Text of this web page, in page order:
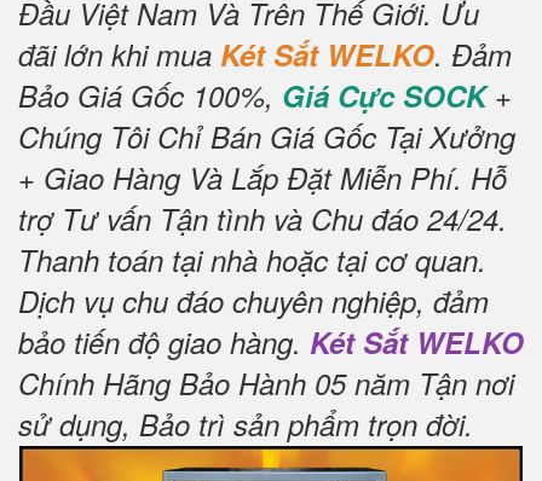
Đầu Việt Nam Và Trên Thế Giới. Ưu
đãi lớn khi mua Két Sắt WELKO. Đảm
Bảo Giá Gốc 100%, Giá Cực SOCK+
Chúng Tôi Chỉ Bán Giá Gốc Tại Xưởng
+ Giao Hàng Và Lắp Đặt Miễn Phí. Hỗ
trợ Tư vấn Tận tình và Chu đáo 24/24.
Thanh toán tại nhà hoặc tại cơ quan.
Dịch vụ chu đáo chuyên nghiệp, đảm
bảo tiến độ giao hàng. Két Sắt WELKO
Chính Hãng Bảo Hành 05 năm Tận nơi
sử dụng, Bảo trì sản phẩm trọn đời.